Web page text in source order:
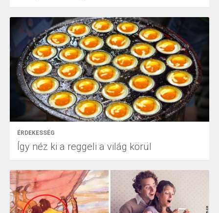
ÉRDEKESSÉG
Így néz ki a reggeli a világ körül